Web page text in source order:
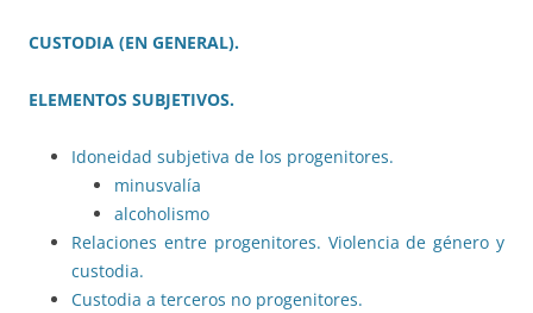
CUSTODIA (EN GENERAL).
ELEMENTOS SUBJETIVOS.
Idoneidad subjetiva de los progenitores.
minusvalía
alcoholismo
Relaciones entre progenitores. Violencia de género y
custodia.
Custodia a terceros no progenitores.